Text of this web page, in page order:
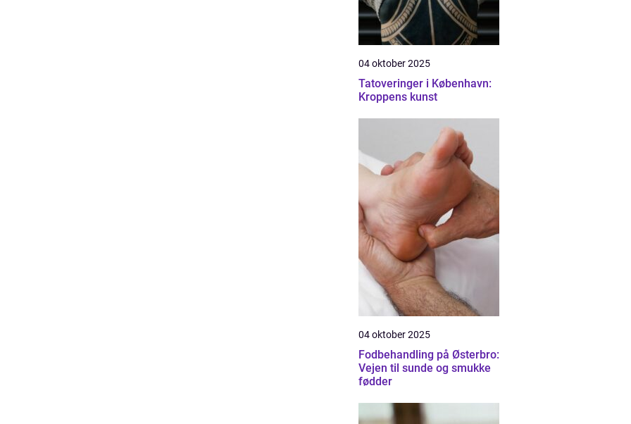
04 oktober 2025
Tatoveringer i København:
Kroppens kunst
04 oktober 2025
Fodbehandling på Østerbro:
Vejen til sunde og smukke
fødder